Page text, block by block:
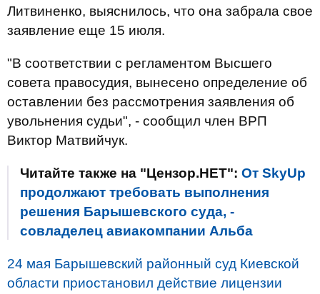
Литвиненко, выяснилось, что она забрала свое
заявление еще 15 июля.
"В соответствии с регламентом Высшего
совета правосудия, вынесено определение об
оставлении без рассмотрения заявления об
увольнения судьи", - сообщил член ВРП
Виктор Матвийчук.
Читайте также на "Цензор.НЕТ": От SkyUp
продолжают требовать выполнения
решения Барышевского суда, -
совладелец авиакомпании Альба
24 мая Барышевский районный суд Киевской
области приостановил действие лицензии